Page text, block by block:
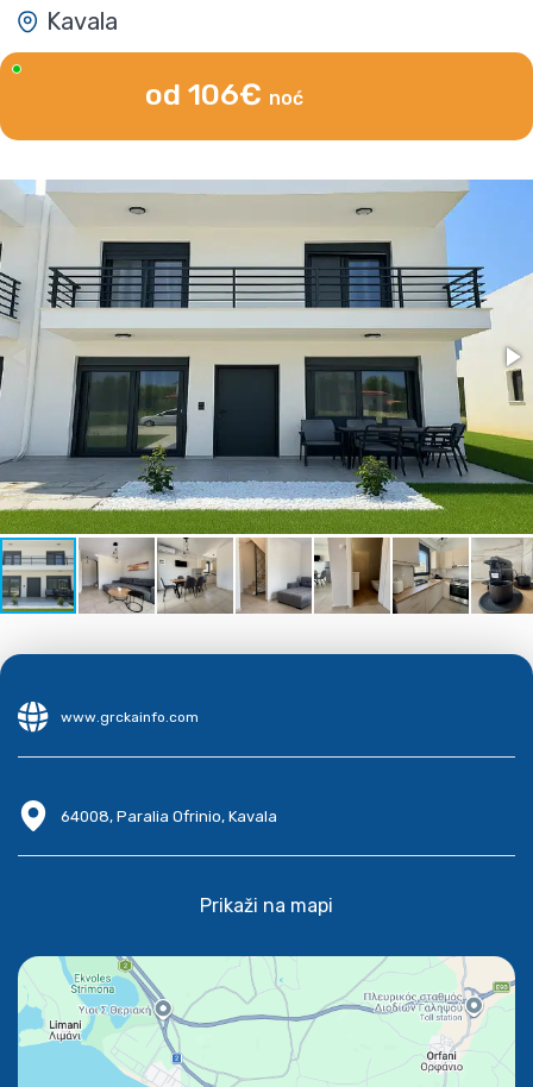
Kavala
od 106€ noć
www.grckainfo.com
64008, Paralia Ofrinio, Kavala
Prikaži na mapi